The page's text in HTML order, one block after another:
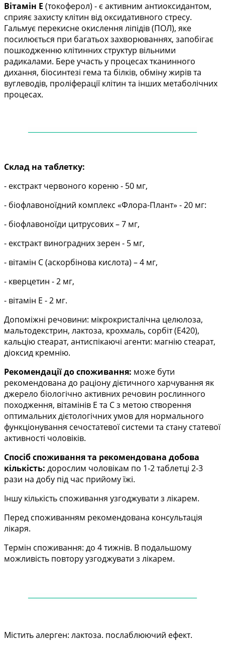
Вітамін Е (токоферол) - є активним антиоксидантом,
сприяє захисту клітин від оксидативного стресу.
Гальмує перекисне окислення ліпідів (ПОЛ), яке
посилюється при багатьох захворюваннях, запобігає
пошкодженню клітинних структур вільними
радикалами. Бере участь у процесах тканинного
дихання, біосинтезі гема та білків, обміну жирів та
вуглеводів, проліферації клітин та інших метаболічних
процесах.
—————————————————————
Склад на таблетку:
- екстракт червоного кореню - 50 мг,
- біофлавоноїдний комплекс «Флора-Плант» - 20 мг:
- біофлавоноїди цитрусових – 7 мг,
- екстракт виноградних зерен - 5 мг,
- вітамін С (аскорбінова кислота) – 4 мг,
- кверцетин - 2 мг,
- вітамін Е - 2 мг.
Допоміжні речовини: мікрокристалічна целюлоза,
мальтодекстрин, лактоза, крохмаль, сорбіт (Е420),
кальцію стеарат, антиспікаючі агенти: магнію стеарат,
діоксид кремнію.
Рекомендації до споживання: може бути
рекомендована до раціону дієтичного харчування як
джерело біологічно активних речовин рослинного
походження, вітамінів Е та С з метою створення
оптимальних дієтологічних умов для нормального
функціонування сечостатевої системи та стану статевої
активності чоловіків.
Спосіб споживання та рекомендована добова
кількість: дорослим чоловікам по 1-2 таблетці 2-3
рази на добу під час прийому їжі.
Іншу кількість споживання узгоджувати з лікарем.
Перед споживанням рекомендована консультація
лікаря.
Термін споживання: до 4 тижнів. В подальшому
можливість повтору узгоджувати з лікарем.
—————————————————————
Містить алерген: лактоза. послаблюючий ефект.